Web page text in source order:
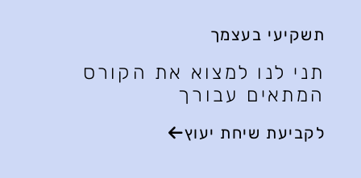
תשקיעי בעצמך
תני לנו למצוא את הקורס
המתאים עבורך
לקביעת שיחת יעוץ